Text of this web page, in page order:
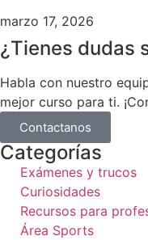
marzo 17, 2026
¿Tienes dudas
Habla con nuestro
mejor curso para ti.
Contactanos
Categorías
Exámenes y trucos
Curiosidades
Recursos para
Área Sports